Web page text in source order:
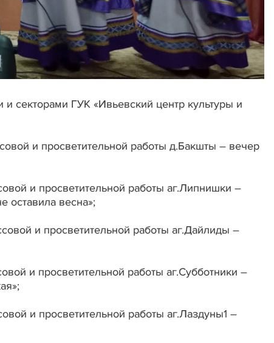
секторами ГУК «Ивьевский центр культуры и
и просветительной работы д.Бакшты – вечер
и просветительной работы аг.Липнишки –
оставила весна»;
и просветительной работы аг.Дайлиды –
и просветительной работы аг.Субботники –
и просветительной работы аг.Лаздуны1 –